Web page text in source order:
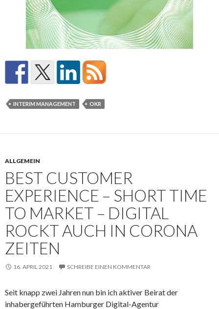
INTERIM MANAGEMENT OKR
ALLGEMEIN
BEST CUSTOMER
EXPERIENCE – SHORT TIME
TO MARKET – DIGITAL
ROCKT AUCH IN CORONA
ZEITEN
16. APRIL 2021 SCHREIBE EINEN KOMMENTAR
Seit knapp zwei Jahren nun bin ich aktiver Beirat der
inhabergeführten Hamburger Digital-Agentur